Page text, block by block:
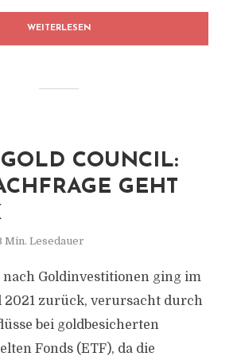
WEITERLESEN
COUNCIL:
GEHT
Min. Lesedauer
nach Goldinvestitionen ging im
2021 zurück, verursacht durch
bei goldbesicherten
Fonds (ETF), da die